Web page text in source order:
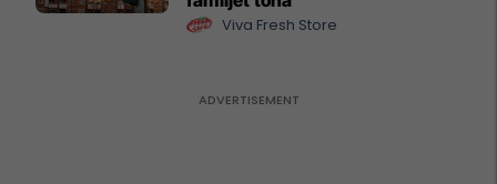
Viva Fresh Store